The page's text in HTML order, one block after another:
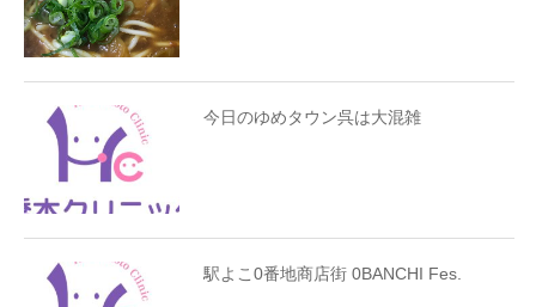
今日のゆめタウン呉は大混雑
駅よこ0番地商店街 0BANCHI Fes.